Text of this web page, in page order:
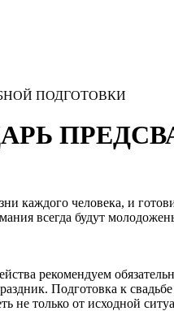
ПОДГОТОВКИ
каждого человека, и
всегда будут
рекомендуем
Подготовка к
не только от исходной